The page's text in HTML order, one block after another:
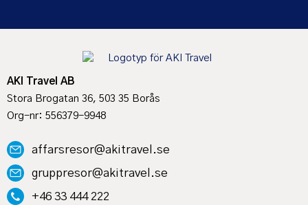
AKI Travel AB
Stora Brogatan 36, 503 35 Borås
Org-nr: 556379-9948
affarsresor@akitravel.se
gruppresor@akitravel.se
+46 33 444 222